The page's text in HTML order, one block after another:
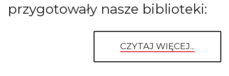
przygotowały nasze biblioteki:
CZYTAJ WIĘCEJ...